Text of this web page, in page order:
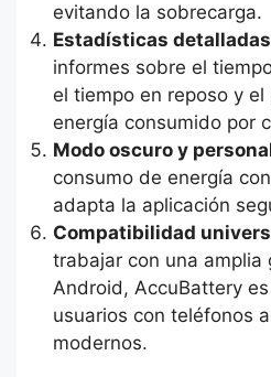
evitando la sobrecarga.
Estadísticas detalladas
informes sobre el
el tiempo en reposo y
energía consumido por
Modo oscuro y
consumo de energía
adapta la aplicación
Compatibilidad
trabajar con una amplia
Android, AccuBattery
usuarios con teléfonos
modernos.